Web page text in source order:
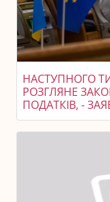
НАСТУПНОГО
РОЗГЛЯНЕ
ПОДАТКІВ, -